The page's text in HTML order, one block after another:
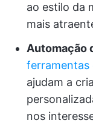
ao estilo da
mais
Automação
ferramentas
ajudam a
nos